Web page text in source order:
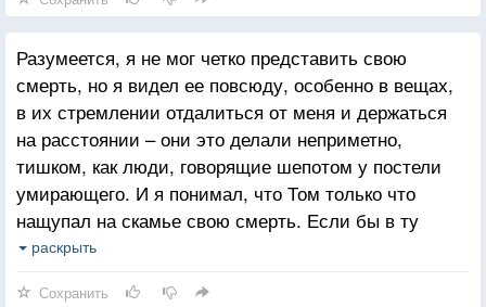
Разумеется, я не мог четко представить свою
смерть, но я видел ее повсюду, особенно в вещах,
в их стремлении отдалиться от меня и держаться
на расстоянии – они это делали неприметно,
тишком, как люди, говорящие шепотом у постели
умирающего. И я понимал, что Том только что
нащупал на скамье свою смерть. Если бы в ту
минуту мне даже объявили, что меня не убьют и я
нарушило бы моего безразличия: ты утратил
раскрыть
Сохранить